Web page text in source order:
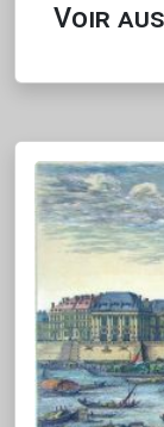
Voir